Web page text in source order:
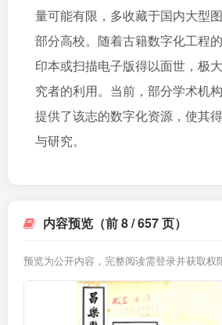
量可能有限，多收藏于国内大型
部分高校。随着古籍数字化工程
印本或扫描电子版得以面世，极
究者的利用。当前，部分学术机
提供了该志的数字化资源，使其
与研究。
内容预览（前 8 / 657 页）
预览为公开内容，完整阅读需登录并获取权